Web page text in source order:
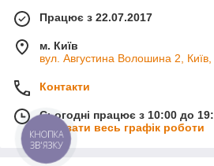
Працює з 22.07.2017
м. Київ
вул. Августина Волошина 2, Київ,
Контакти
Сьогодні працює з 10:00 до
Показати весь графік роботи
КНОПКА
ЗВ'ЯЗКУ